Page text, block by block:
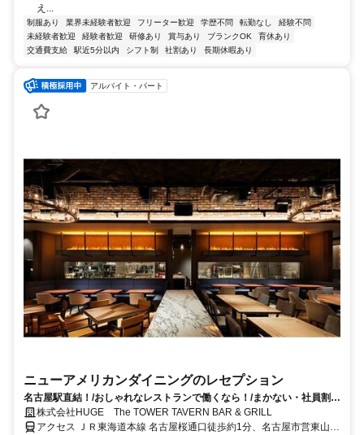
え...
制服あり 業界未経験者歓迎 フリーター歓迎 学歴不問 転勤なし
経験不問
未経験者歓迎
経験者歓迎 研修あり 賞与あり ブランクOK
育休あり
交通費支給
駅近5分以内 シフト制 社割あり 長期休暇あり
アルバイト・パート
ニューアメリカンダイニングのレセプション
名古屋駅直結！/おしゃれなレストランで働くなら！/まかない・社員割引
あり◎
株式会社HUGE The TOWER TAVERN BAR & GRILL
アクセス ＪＲ東海道本線 名古屋桜通口徒歩約1分、名古屋市営東山線